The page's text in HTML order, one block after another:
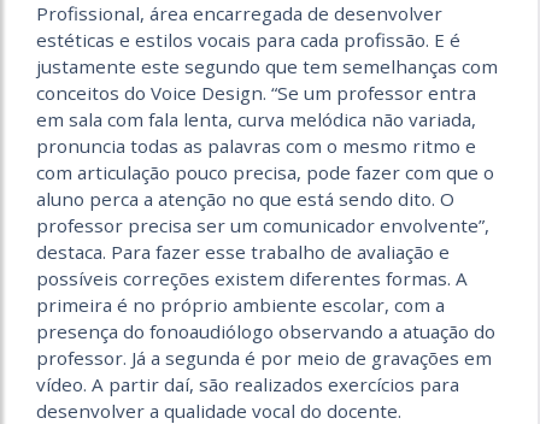
Profissional, área encarregada de desenvolver
estéticas e estilos vocais para cada profissão. E é
justamente este segundo que tem semelhanças com
conceitos do Voice Design. “Se um professor entra
em sala com fala lenta, curva melódica não variada,
pronuncia todas as palavras com o mesmo ritmo e
com articulação pouco precisa, pode fazer com que o
aluno perca a atenção no que está sendo dito. O
professor precisa ser um comunicador envolvente”,
destaca. Para fazer esse trabalho de avaliação e
possíveis correções existem diferentes formas. A
primeira é no próprio ambiente escolar, com a
presença do fonoaudiólogo observando a atuação do
professor. Já a segunda é por meio de gravações em
vídeo. A partir daí, são realizados exercícios para
desenvolver a qualidade vocal do docente.